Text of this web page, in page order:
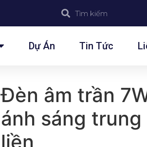
Dự Án Tin Tức
Đèn âm trần
ánh sáng
liền